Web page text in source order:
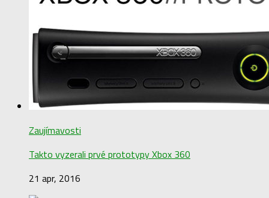
Zaujímavosti
Takto vyzerali prvé prototypy Xbox 360
21 apr, 2016